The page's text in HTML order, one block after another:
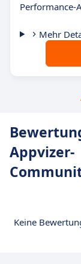
Performance-
Mehr
Appvizer-
Keine